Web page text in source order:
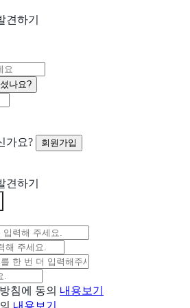
현실적인 AI 음성 생성기
톡, 친구톡 자동화 CRM 솔루션
솔루션
안을 받아볼 수 있어요
위한 다양한 AI 캐릭터. 타입캐스트의 다양한 캐릭터와 가
견하기
나요?
가요? 회원가입
견하기
침에 동의 내용보기